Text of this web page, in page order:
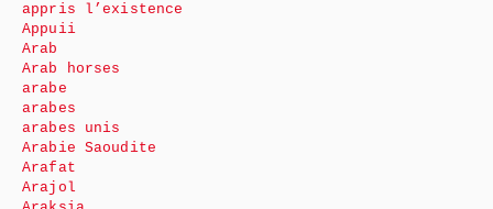
appris l’existence
Appuii
Arab
Arab horses
arabe
arabes
arabes unis
Arabie Saoudite
Arafat
Arajol